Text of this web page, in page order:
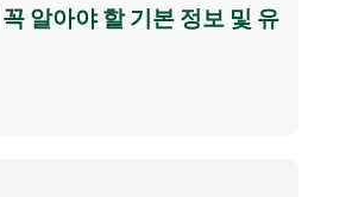
알아야 할 기본 정보 및 유